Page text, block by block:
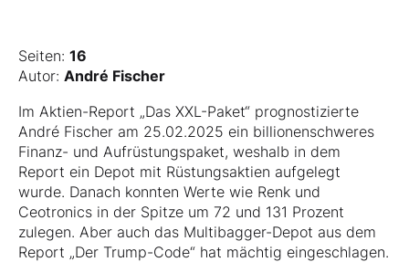
Seiten: 16
Autor: André Fischer
Im Aktien-Report „Das XXL-Paket“ prognostizierte
André Fischer am 25.02.2025 ein billionenschweres
Finanz- und Aufrüstungspaket, weshalb in dem
Report ein Depot mit Rüstungsaktien aufgelegt
wurde. Danach konnten Werte wie Renk und
Ceotronics in der Spitze um 72 und 131 Prozent
zulegen. Aber auch das Multibagger-Depot aus dem
Report „Der Trump-Code“ hat mächtig eingeschlagen.